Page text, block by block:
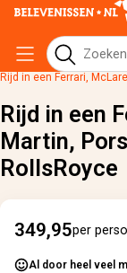
Home › Alle cadeaus ›
Rijd in een Ferrari,
Rijd in een
Martin,
RollsRoyce
349,95per
Al door heel veel